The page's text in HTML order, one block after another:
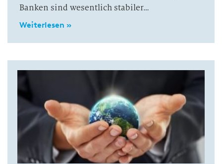
Banken sind wesentlich stabiler…
Weiterlesen »